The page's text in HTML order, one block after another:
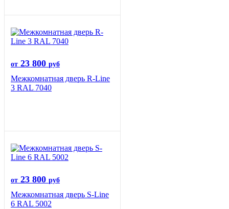
от 23 800 руб
Межкомнатная дверь R-Line
3 RAL 7040
от 23 800 руб
Межкомнатная дверь S-Line
6 RAL 5002